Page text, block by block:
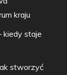
kraju
kiedy staje
stworzyć